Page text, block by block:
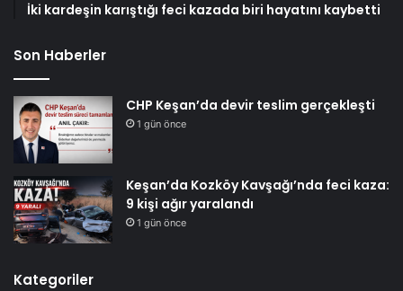
İki kardeşin karıştığı feci kazada biri hayatını kaybetti
Son Haberler
CHP Keşan’da devir teslim gerçekleşti
1 gün önce
Keşan’da Kozköy Kavşağı’nda feci kaza:
9 kişi ağır yaralandı
1 gün önce
Kategoriler